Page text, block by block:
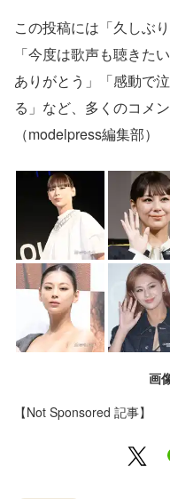
この投稿には「久しぶ
「今度は歌声も聴きた
ありがとう」「感動で
る」など、多くのコメ
（modelpress編集部）
画
【Not Sponsored 記事】